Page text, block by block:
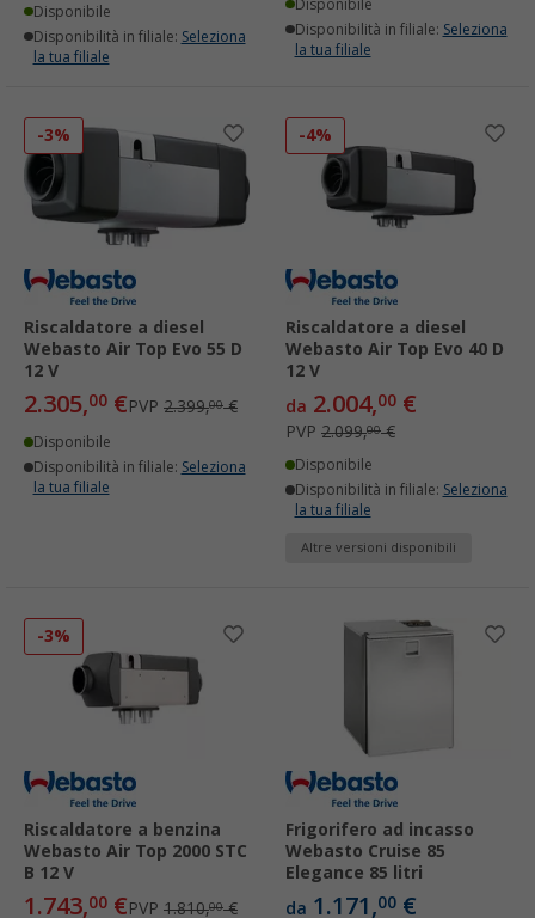
Disponibile
Disponibilità in filiale: Seleziona
la tua filiale
Disponibile
Disponibilità in filiale: Seleziona
la tua filiale
-3%
Riscaldatore a diesel
Webasto Air Top Evo 55 D
12 V
2.305,00 €PVP 2.399,00€
Disponibile
Disponibilità in filiale: Seleziona
la tua filiale
-4%
Riscaldatore a diesel
Webasto Air Top Evo 40 D
12 V
da 2.004,00 €
PVP 2.099,00€
Disponibile
Disponibilità in filiale: Seleziona
la tua filiale
Altre versioni disponibili
-3%
Riscaldatore a benzina
Webasto Air Top 2000 STC
B 12 V
1.743,00 €PVP 1.810,00€
Frigorifero ad incasso
Webasto Cruise 85
Elegance 85 litri
da 1.171,00 €